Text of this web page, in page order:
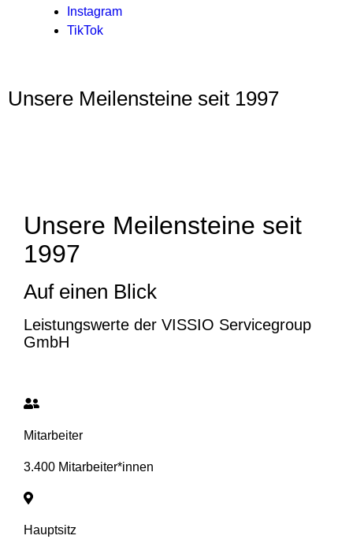
Instagram
TikTok
Unsere Meilensteine seit 1997
Unsere Meilensteine seit
1997
Auf einen Blick
Leistungswerte der VISSIO Servicegroup
GmbH
Mitarbeiter
3.400 Mitarbeiter*innen
Hauptsitz